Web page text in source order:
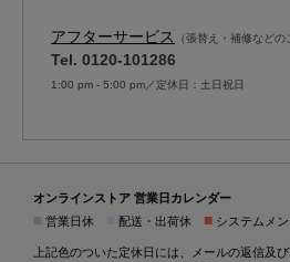
アフターサービス （張替え・補修などの
Tel. 0120-101286
1:00 pm - 5:00 pm／定休日：土日祝日
オンラインストア 営業日カレンダー
営業日休 配送・出荷休 ■ システムメ
上記色のついた定休日には、メールの返信及